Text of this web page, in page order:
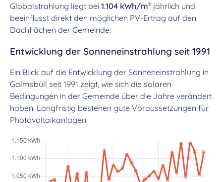
Globalstrahlung liegt bei 1.104 kWh/m² jährlich und
beeinflusst direkt den möglichen PV-Ertrag auf den
Dachflächen der Gemeinde.
Entwicklung der Sonneneinstrahlung seit 1991
Ein Blick auf die Entwicklung der Sonneneinstrahlung in
Galmsbüll seit 1991 zeigt, wie sich die solaren
Bedingungen in der Gemeinde über die Jahre verändert
haben. Langfristig bestehen gute Voraussetzungen für
Photovoltaikanlagen.